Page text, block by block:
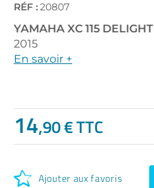
gallery
RÉF :20807
YAMAHA XC 115 DELIGHT
2015
En savoir +
14,90 € TTC
Ajouter aux favoris